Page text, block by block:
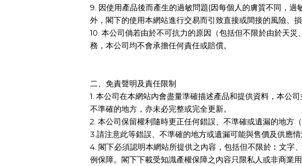
9. 因使用產品後而產生的過敏問題(因每個人的膚質不同，
外，閣下的使用本網站進行交易而引致直接或間接的風險、
10. 本公司倘若由於不可抗力的原因（包括但不限於由於天
務，本公司均不會承擔任何責任或賠償。
二、免責聲明及責任限制
1. 本公司在本網站內會盡量準確描述產品和提供資料，本公
不準確的地方，亦未必完整或完全更新。
2. 本公司保留權利隨時更正任何錯誤、不準確或遺漏的地方
3.請注意此等錯誤、不準確的地方或遺漏可能與售價及供應
4. 閣下必須認明本網站所提供之內容，包括但不限於︰文字
例保障。閣下下載受知識產權保障之內容只限私人或非商業